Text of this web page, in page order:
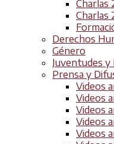
Charlas
Charlas
Derechos
Género
Juventudes y
Prensa y
Videos
Videos
Videos
Videos
Videos